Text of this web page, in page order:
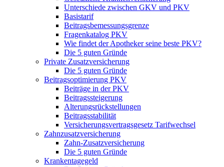
Unterschiede zwischen GKV und PKV
Basistarif
Beitragsbemessungsgrenze
Fragenkatalog PKV
Wie findet der Apotheker seine beste PKV?
Die 5 guten Gründe
Private Zusatzversicherung
Die 5 guten Gründe
Beitragsoptimierung PKV
Beiträge in der PKV
Beitragssteigerung
Alterungsrückstellungen
Beitragsstabilität
Versicherungsvertragsgesetz Tarifwechsel
Zahnzusatzversicherung
Zahn-Zusatzversicherung
Die 5 guten Gründe
Krankentagegeld